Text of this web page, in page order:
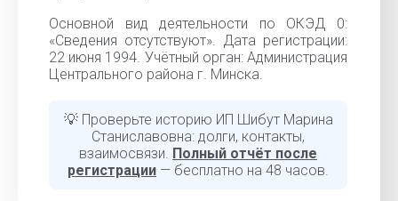
Основной вид деятельности по ОКЭД 0:
«Сведения отсутствуют». Дата регистрации:
22 июня 1994. Учётный орган: Администрация
Центрального района г. Минска.
💡 Проверьте историю ИП Шибут Марина
Станиславовна: долги, контакты,
взаимосвязи. Полный отчёт после
регистрации — бесплатно на 48 часов.